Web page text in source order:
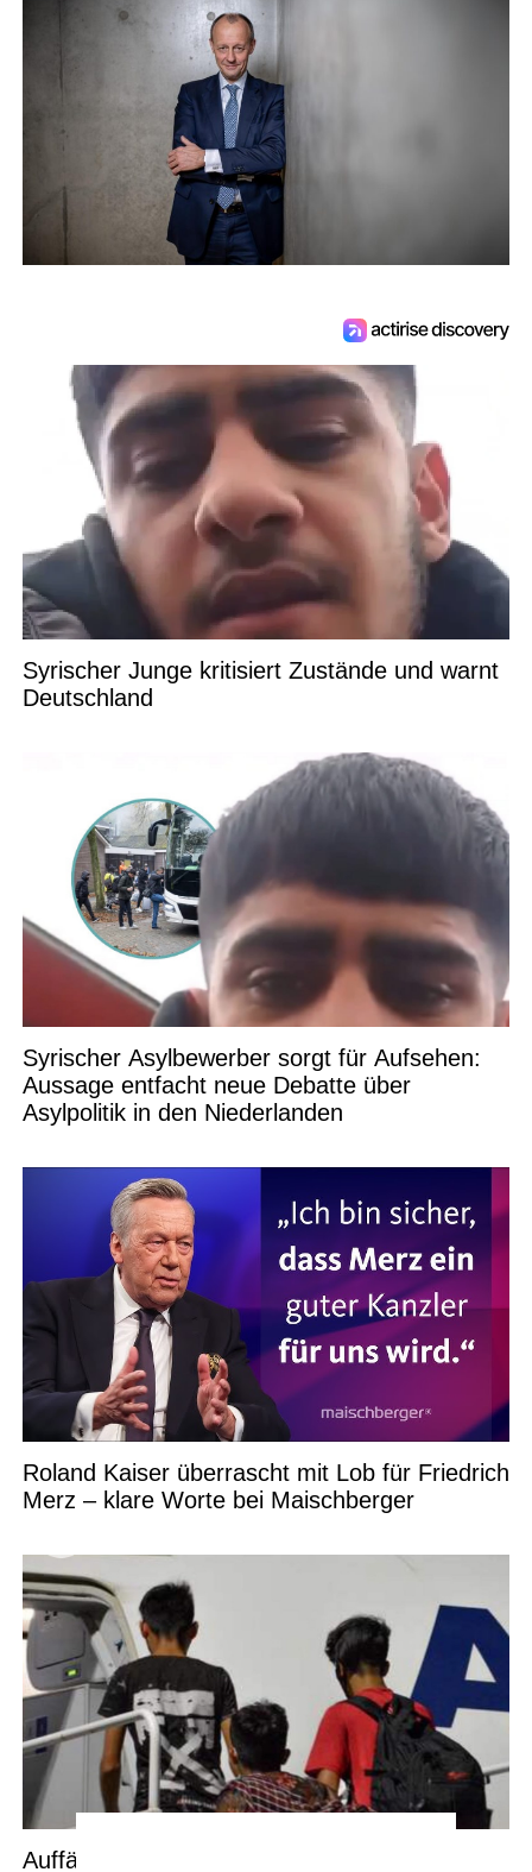
Syrischer Junge kritisiert Zustände und warnt
Deutschland
Syrischer Asylbewerber sorgt für Aufsehen:
Aussage entfacht neue Debatte über
Asylpolitik in den Niederlanden
Roland Kaiser überrascht mit Lob für Friedrich
Merz – klare Worte bei Maischberger
Auffälliger Trend: Warum immer mehr